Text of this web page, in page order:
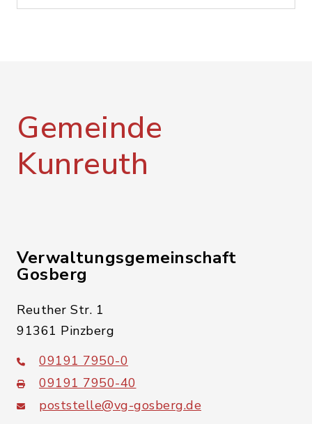
Gemeinde
Kunreuth
Verwaltungsgemeinschaft
Gosberg
Reuther Str. 1
91361 Pinzberg
09191 7950-0
09191 7950-40
poststelle@vg-gosberg.de